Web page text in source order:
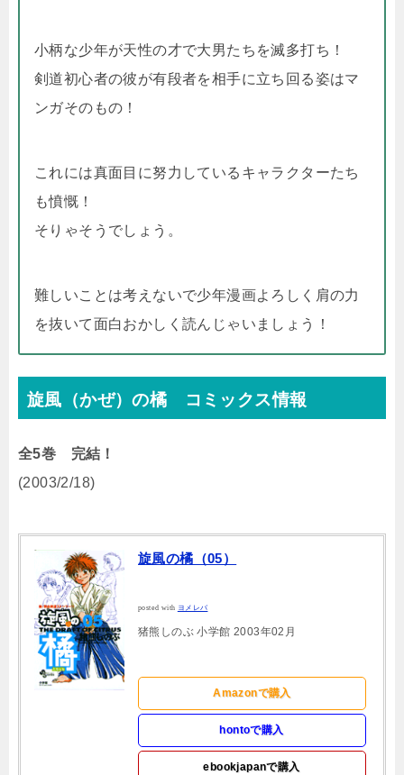
小柄な少年が天性の才で大男たちを滅多打ち！
剣道初心者の彼が有段者を相手に立ち回る姿はマ
ンガそのもの！
これには真面目に努力しているキャラクターたち
も憤慨！
そりゃそうでしょう。
難しいことは考えないで少年漫画よろしく肩の力
を抜いて面白おかしく読んじゃいましょう！
旋風（かぜ）の橘 コミックス情報
全5巻 完結！
(2003/2/18)
旋風の橘（05）
posted with ヨメレバ
猪熊しのぶ 小学館 2003年02月
Amazonで購入
hontoで購入
ebookjapanで購入